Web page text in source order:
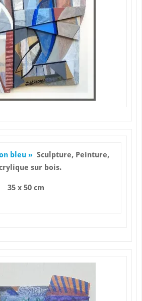
bleu » Sculpture, Peinture,
sur bois.
35 x 50 cm